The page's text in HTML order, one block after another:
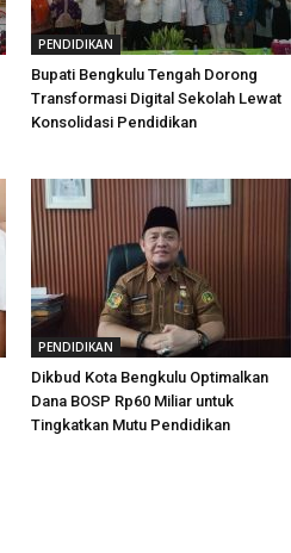
PENDIDIKAN
Bupati Bengkulu Tengah Dorong
Transformasi Digital Sekolah Lewat
Konsolidasi Pendidikan
PENDIDIKAN
Dikbud Kota Bengkulu Optimalkan
Dana BOSP Rp60 Miliar untuk
Tingkatkan Mutu Pendidikan